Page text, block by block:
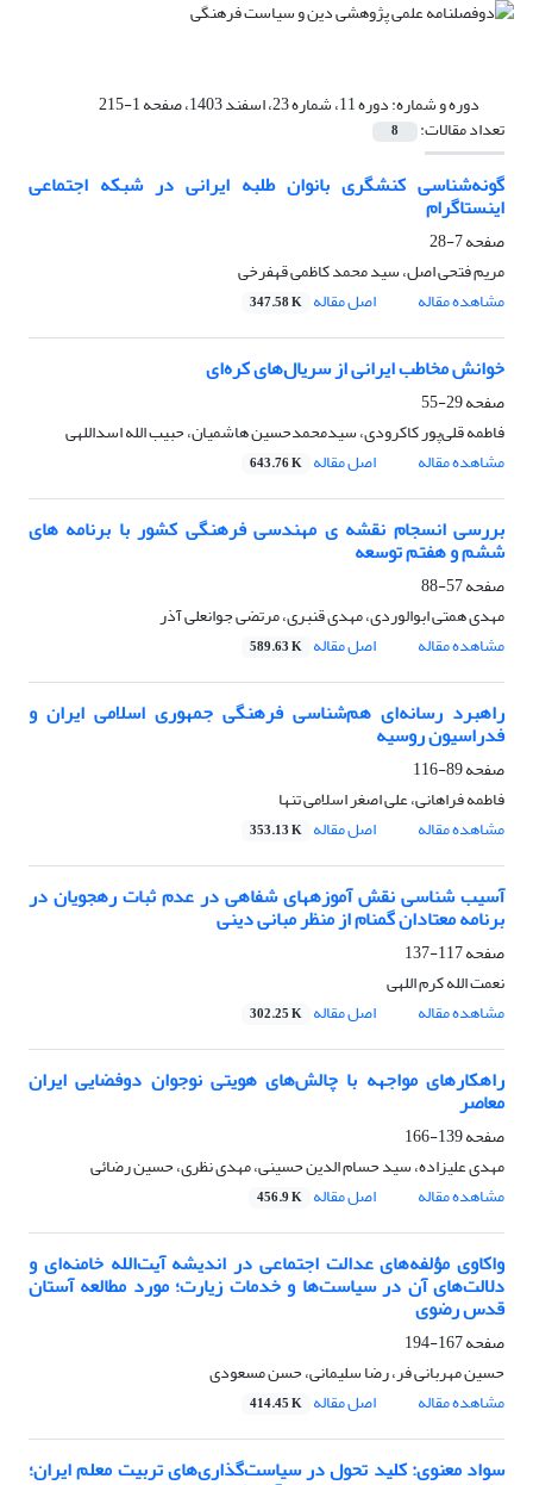
دوره و شماره:دوره 11، شماره 23، اسفند 1403، صفحه 1-215
تعداد مقالات: 8
گونه‌شناسی کنشگری بانوان طلبه ایرانی در شبکه اجتماعی
اینستاگرام
صفحه7-28
مریم فتحی اصل، سید محمد کاظمی قهفرخی
مشاهده مقاله
اصل مقاله 347.58 K
خوانش مخاطب ایرانی‎ ‎از سریال‌های کره‌ای
صفحه29-55
فاطمه قلی‌پور کاکرودی، سیدمحمدحسین هاشمیان، حبیب الله اسداللهی
مشاهده مقاله
اصل مقاله 643.76 K
بررسی انسجام نقشه ی مهندسی فرهنگی کشور با برنامه های
ششم و هفتم توسعه
صفحه57-88
مهدی همتی ابوالوردی، مهدی قنبری، مرتضی جوانعلی آذر
مشاهده مقاله
اصل مقاله 589.63 K
راهبرد رسانه‌ای هم‌شناسی فرهنگی جمهوری اسلامی ایران و
فدراسیون روسیه
صفحه89-116
فاطمه فراهانی، علی اصغر اسلامی تنها
مشاهده مقاله
اصل مقاله 353.13 K
آسیب شناسی نقش آموزه‏های شفاهی در عدم ثبات رهجویان در
برنامه معتادان گمنام از منظر مبانی دینی
صفحه117-137
نعمت الله کرم اللهی
مشاهده مقاله
اصل مقاله 302.25 K
راهکارهای مواجهه با چالش‌های هویتی نوجوان دوفضایی ایران
معاصر
صفحه139-166
مهدی علیزاده، سید حسام الدین حسینی، مهدی نظری، حسین رضائی
مشاهده مقاله
اصل مقاله 456.9 K
واکاوی مؤلفه‌های عدالت اجتماعی در اندیشه آیت‌الله خامنه‌ای و
دلالت‌های آن در سیاست‌ها و خدمات زیارت؛ مورد مطالعه آستان
قدس رضوی
صفحه167-194
حسین مهربانی فر، رضا سلیمانی، حسن مسعودی
مشاهده مقاله
اصل مقاله 414.45 K
سواد معنوی: کلید تحول در سیاست‌گذاری‌های تربیت معلم ایران؛